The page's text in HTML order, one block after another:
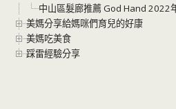
中山區髮廊推薦 God Hand 2022
美媽分享給媽咪們育兒的好康
美媽吃美食
踩雷經驗分享